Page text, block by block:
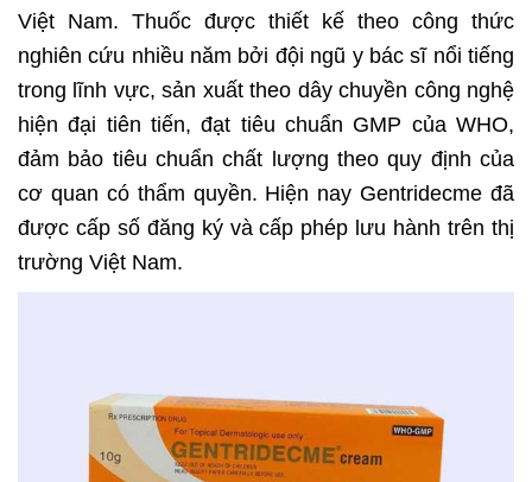
Việt Nam. Thuốc được thiết kế theo công thức
nghiên cứu nhiều năm bởi đội ngũ y bác sĩ nổi tiếng
trong lĩnh vực, sản xuất theo dây chuyền công nghệ
hiện đại tiên tiến, đạt tiêu chuẩn GMP của WHO,
đảm bảo tiêu chuẩn chất lượng theo quy định của
cơ quan có thẩm quyền. Hiện nay Gentridecme đã
được cấp số đăng ký và cấp phép lưu hành trên thị
trường Việt Nam.